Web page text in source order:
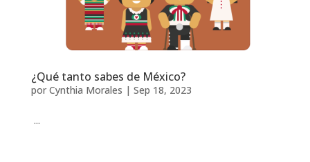
¿Qué tanto sabes de México?
por Cynthia Morales | Sep 18, 2023
...